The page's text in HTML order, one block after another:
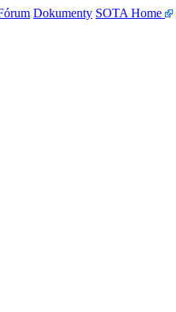
Dokumenty SOTA Home